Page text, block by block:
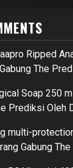
Ripped
The
Soap 250
Prediksi Oleh
multi-
Gabung